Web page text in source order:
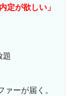
定が欲しい」
題
ーが届く。